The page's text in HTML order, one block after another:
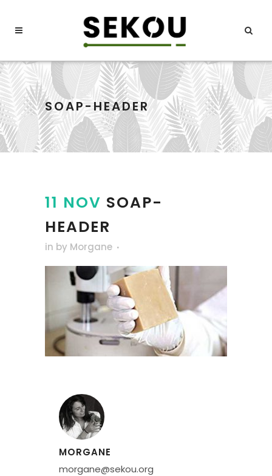
SOAP-HEADER
11 NOV SOAP-
HEADER
in by Morgane
MORGANE
morgane@sekou.org